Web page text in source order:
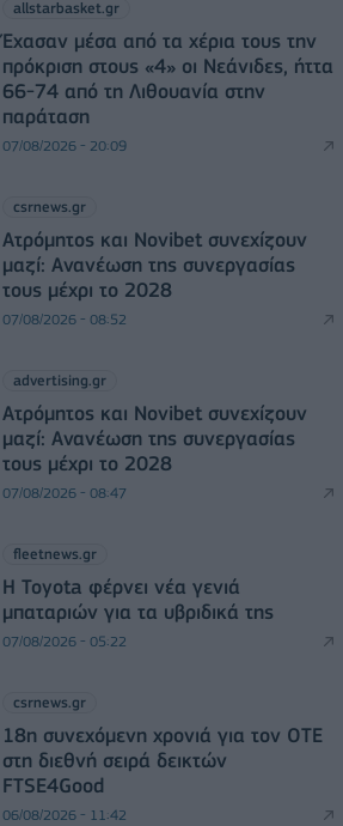
allstarbasket.gr
Έχασαν μέσα από τα χέρια τους την
πρόκριση στους «4» οι Νεάνιδες, ήττα
66-74 από τη Λιθουανία στην
παράταση
07/08/2026 - 20:09
csrnews.gr
Ατρόμητος και Novibet συνεχίζουν
μαζί: Ανανέωση της συνεργασίας
τους μέχρι το 2028
07/08/2026 - 08:52
advertising.gr
Ατρόμητος και Novibet συνεχίζουν
μαζί: Ανανέωση της συνεργασίας
τους μέχρι το 2028
07/08/2026 - 08:47
fleetnews.gr
Η Toyota φέρνει νέα γενιά
μπαταριών για τα υβριδικά της
07/08/2026 - 05:22
csrnews.gr
18η συνεχόμενη χρονιά για τον ΟΤΕ
στη διεθνή σειρά δεικτών
FTSE4Good
06/08/2026 - 11:42